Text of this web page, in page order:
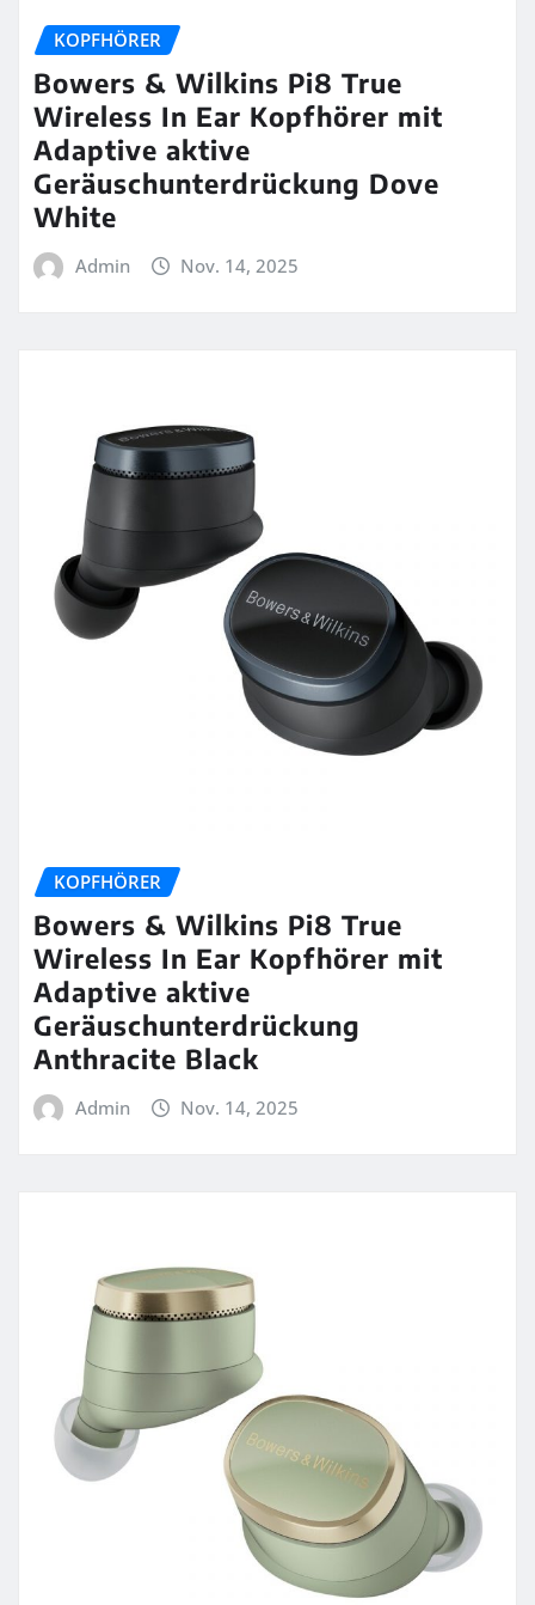
KOPFHÖRER
Bowers & Wilkins Pi8 True
Wireless In Ear Kopfhörer mit
Adaptive aktive
Geräuschunterdrückung Dove
White
Admin Nov. 14, 2025
KOPFHÖRER
Bowers & Wilkins Pi8 True
Wireless In Ear Kopfhörer mit
Adaptive aktive
Geräuschunterdrückung
Anthracite Black
Admin Nov. 14, 2025